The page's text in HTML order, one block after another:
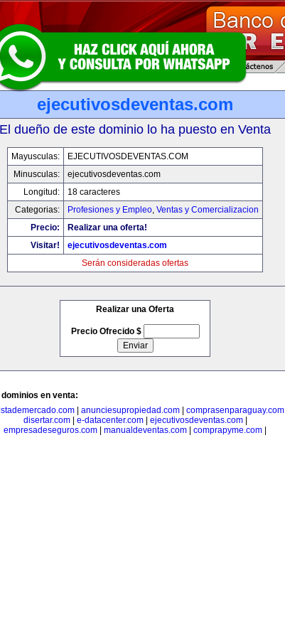
ejecutivosdeventas.com
El dueño de este dominio lo ha puesto en Venta
Mayusculas:
EJECUTIVOSDEVENTAS.COM
Minusculas:
ejecutivosdeventas.com
Longitud:
18 caracteres
Categorias:
Profesiones y Empleo, Ventas y Comercializacion
Precio:
Realizar una oferta!
Visitar!
ejecutivosdeventas.com
Serán consideradas ofertas
Realizar una Oferta
Precio Ofrecido $
en venta:
anunciesupropiedad.com comprasenparaguay.com
disertar.com| e-datacenter.com| ejecutivosdeventas.com|
empresadeseguros.com
manualdeventas.com comprapyme.com